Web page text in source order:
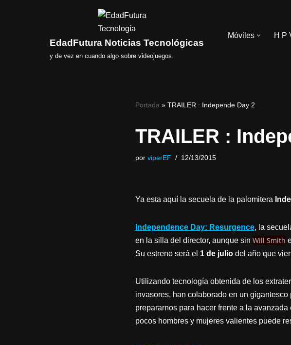
EdadFutura Noticias Tecnológicas
y de vez en cuando algo sobre videojuegos.
Móviles H P
Portada » TRAILER : Independe Day 2
TRAILER :
por viperEF 12/13/2015
Ya esta aquí la secuela de la palomitera
Independence Day: Resurgence, la
en la silla del director, aunque sin Will Smith
Su estreno será el 1 de juliodel año que
Utilizando tecnología obtenida de los
invasores, han colaborado en un
prepararnos para hacer frente a la
pocos hombres y mujeres valientes puede